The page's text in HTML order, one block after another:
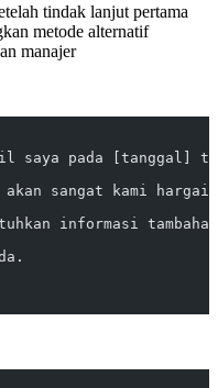
tindak lanjut pertama
metode alternatif
manajer
saya pada [tanggal]
akan sangat kami
informasi